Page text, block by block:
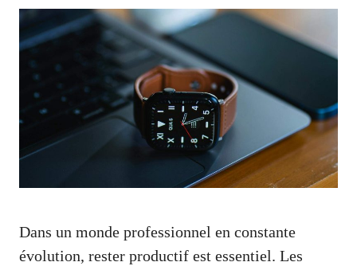
Dans un monde professionnel en constante
évolution, rester productif est essentiel. Les